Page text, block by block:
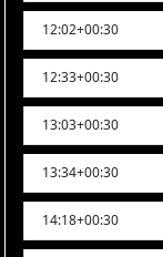
12:02+00:30
12:33+00:30
13:03+00:30
13:34+00:30
14:18+00:30